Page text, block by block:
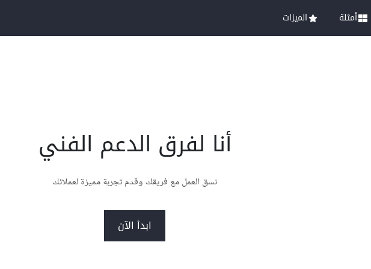
أمثلة الميزات
أنا لفرق الدعم الفني
نسق العمل مع فريقك وقدم تجربة مميزة لعملائك
ابدأ الآن